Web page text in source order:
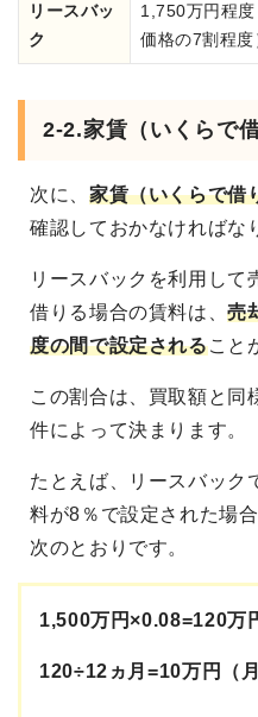
リースバッ
ク
1,750万円程
価格の7割程度
2-2.家賃（いくらで
次に、 家賃（いくらで借
確認しておかなければな
リースバックを利用して
借りる場合の賃料は、売
度の間で設定されること
この割合は、買取額と同
件によって決まります。
たとえば、リースバック
料が8％で設定された場
次のとおりです。
1,500万円×0.08=120万
120÷12ヵ月=10万円（